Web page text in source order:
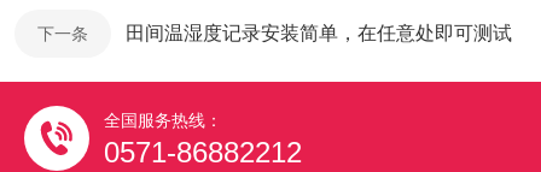
下一条 田间温湿度记录安装简单，在任意处即可测试
全国服务热线：
0571-86882212